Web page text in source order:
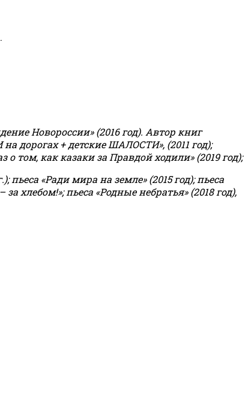
Новороссии» (2016 год). Автор книг
дорогах + детские ШАЛОСТИ», (2011 год);
о том, как казаки за Правдой ходили» (2019 год);
пьеса «Ради мира на земле» (2015 год); пьеса
за хлебом!»;пьеса «Родные небратья» (2018 год),